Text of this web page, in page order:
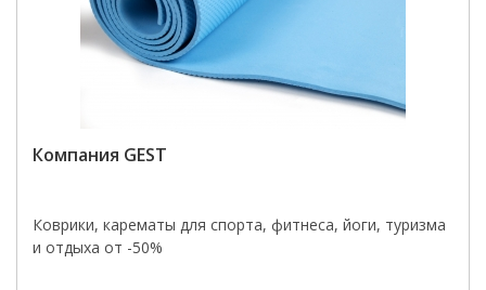
Компания GEST
Коврики, карематы для спорта, фитнеса, йоги, туризма
и отдыха от -50%